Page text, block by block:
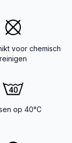
voor chemisch
reinigen
op 40°C